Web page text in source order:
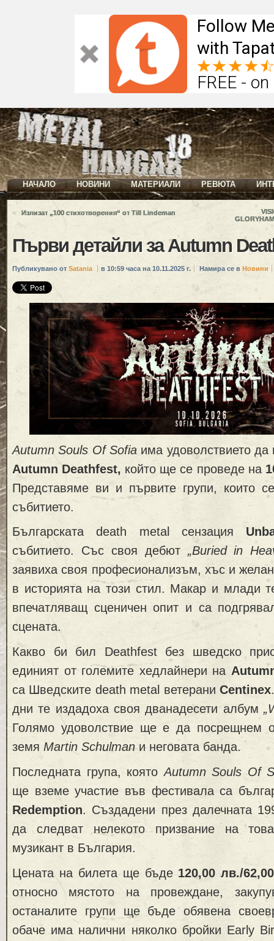
Follow
with
FREE -
НАЧАЛО НОВИНИ МАТЕРИАЛИ РЕВЮТА
« Излизат „100 стихотворения“ от Till Lindeman
Първи детайли за Autumn
Публикувано от Satania в 10:59 часа на 10.11.2025 г. Намира се в Новини
Autumn Souls Of Sofiaима удоволствието да
Autumn Deathfest, който ще се проведе на
Представяме ви и първите групи, които
събитието.
Българската death metal сензация
събитието. Със своя дебют„Buried in
заявиха своя професионализъм, хъс и
в историята на този стил. Макар и млади
впечатляващ сценичен опит и са
сцената.
Какво би бил Deathfest без шведско
единият от големите хедлайнери на
са Шведските death metal ветерани Centinex
дни те издадоха своя дванадесети албум
Голямо удоволствие ще е да посрещнем
земя Martin Schulmanи неговата банда.
Последната група, коятоAutumn Souls Of
ще вземе участие във фестивала са
Redemption. Създадени през далечната
да следват нелекото призвание на
музикант в България.
Цената на билета ще бъде 120,00 лв./
относно мястото на провеждане,
останалите групи ще бъде обявена
обаче има налични няколко бройки Early